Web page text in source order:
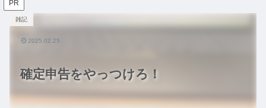
PR
確定申告をやっつけろ！
雑記
2025.02.25